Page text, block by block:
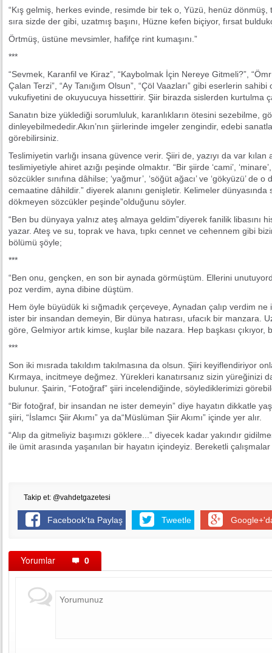
“Kış gelmiş, herkes evinde, resimde bir tek o, Yüzü, henüz
sıra sizde der gibi, uzatmış başını, Hüzne kefen biçiyor, fırsat
Örtmüş, üstüne mevsimler, hafifçe rint kumaşını.”
***
“Sevmek, Karanfil ve Kiraz”, “Kaybolmak İçin Nereye Gitmeli?”,
Çalan Terzi”, “Ay Tanığım Olsun”, “Çöl Vaazları” gibi eserlerin
vukufiyetini de okuyucuya hissettirir. Şiir birazda sislerden kurtulma
Sanatın bize yüklediği sorumluluk, karanlıkların ötesini sezebilme,
dinleyebilmededir.Akın’nın şiirlerinde imgeler zengindir, edebi
görebilirsiniz.
Teslimiyetin varlığı insana güvence verir. Şiiri de, yazıyı da var
teslimiyetiyle ahiret azığı peşinde olmaktır. “Bir şiirde ‘cami’,
sözcükler sınıfına dâhilse; ‘yağmur’, ‘söğüt ağacı’ ve ‘gökyüzü’ de
cemaatine dâhildir.” diyerek alanını genişletir. Kelimeler dünyasında
dökmeyen sözcükler peşinde”olduğunu söyler.
“Ben bu dünyaya yalnız ateş almaya geldim”diyerek fanilik libasını
yazar. Ateş ve su, toprak ve hava, tıpkı cennet ve cehennem gibi
bölümü şöyle;
***
“Ben onu, gençken, en son bir aynada görmüştüm. Ellerini
poz verdim, ayna dibine düştüm.
Hem öyle büyüdük ki sığmadık çerçeveye, Aynadan çalıp verdim
ister bir insandan demeyin, Bir dünya hatırası, ufacık bir manzara.
göre, Gelmiyor artık kimse, kuşlar bile nazara. Hep başkası çıkıyor,
***
Son iki mısrada takıldım takılmasına da olsun. Şiiri keyiflendiriyor
Kırmaya, incitmeye değmez. Yürekleri kanatırsanız sizin yüreğinizi
bulunur. Şairin, “Fotoğraf” şiiri incelendiğinde, söylediklerimizi
“Bir fotoğraf, bir insandan ne ister demeyin” diye hayatın dikkatle
şiiri, “İslamcı Şiir Akımı” ya da“Müslüman Şiir Akımı” içinde yer alır.
“Alıp da gitmeliyiz başımızı göklere...” diyecek kadar yakındır
ile ümit arasında yaşanılan bir hayatın içindeyiz. Bereketli
Takip et: @vahdetgazetesi
Facebook'ta Paylaş Tweetle
Yorumlar 0